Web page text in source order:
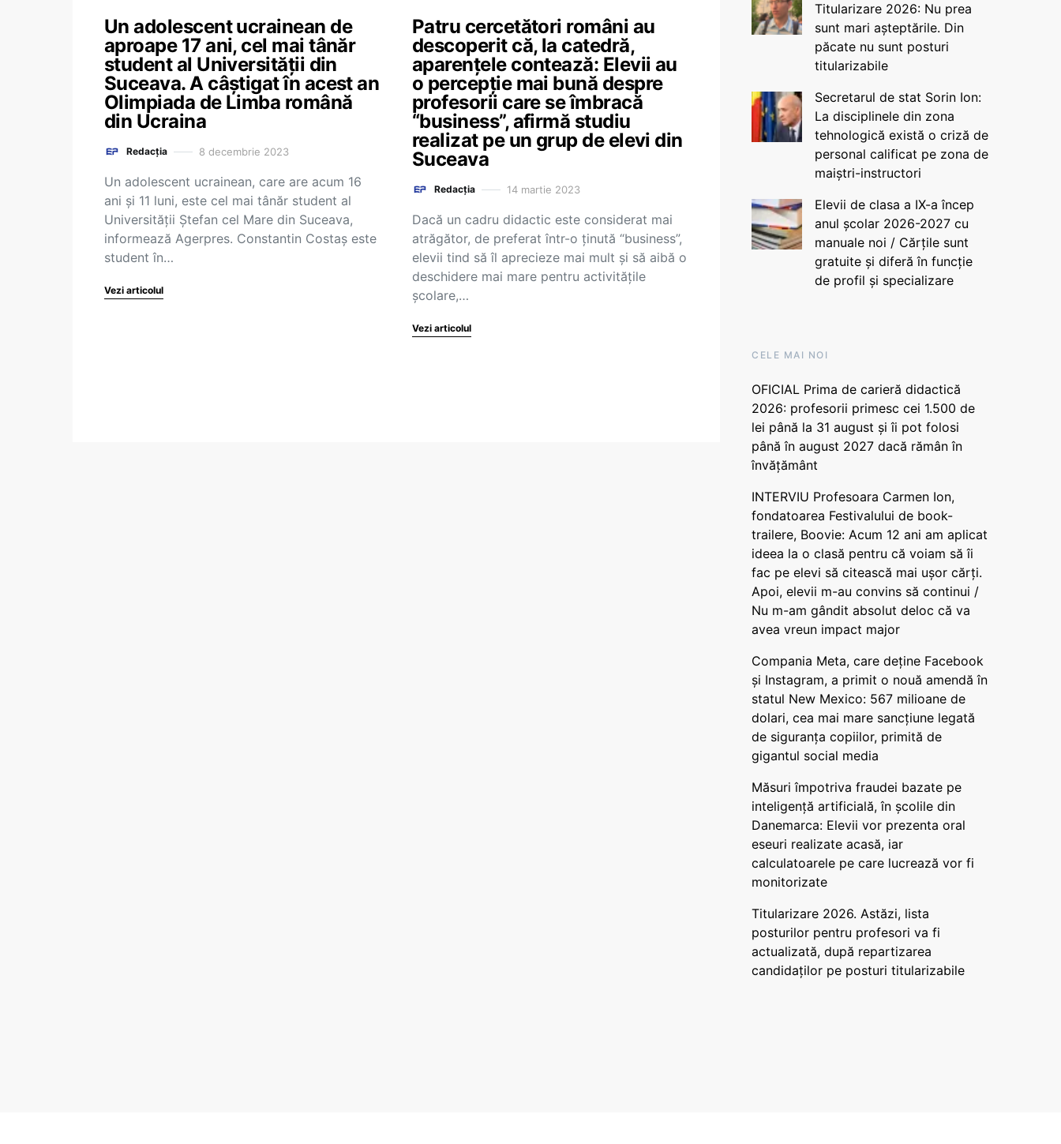
Un adolescent ucrainean de
aproape 17 ani, cel mai tânăr
student al Universității din
Suceava. A câștigat în acest an
Olimpiada de Limba română
din Ucraina
Redacția 8 decembrie 2023
Un adolescent ucrainean, care are acum 16
ani şi 11 luni, este cel mai tânăr student al
Universităţii Ştefan cel Mare din Suceava,
informează Agerpres. Constantin Costaş este
student în…
Vezi articolul
Patru cercetători români au
descoperit că, la catedră,
aparențele contează: Elevii au
o percepție mai bună despre
profesorii care se îmbracă
“business”, afirmă studiu
realizat pe un grup de elevi din
Suceava
Redacția 14 martie 2023
Dacă un cadru didactic este considerat mai
atrăgător, de preferat într-o ținută “business”,
elevii tind să îl aprecieze mai mult și să aibă o
deschidere mai mare pentru activitățile
școlare,…
Vezi articolul
Titularizare 2026: Nu prea
sunt mari așteptările. Din
păcate nu sunt posturi
titularizabile
Secretarul de stat Sorin Ion:
La disciplinele din zona
tehnologică există o criză de
personal calificat pe zona de
maiștri-instructori
Elevii de clasa a IX-a încep
anul școlar 2026-2027 cu
manuale noi / Cărțile sunt
gratuite și diferă în funcție
de profil și specializare
CELE MAI NOI
OFICIAL Prima de carieră didactică
2026: profesorii primesc cei 1.500 de
lei până la 31 august și îi pot folosi
până în august 2027 dacă rămân în
învățământ
INTERVIU Profesoara Carmen Ion,
fondatoarea Festivalului de book-
trailere, Boovie: Acum 12 ani am aplicat
ideea la o clasă pentru că voiam să îi
fac pe elevi să citească mai ușor cărți.
Apoi, elevii m-au convins să continui /
Nu m-am gândit absolut deloc că va
avea vreun impact major
Compania Meta, care deține Facebook
și Instagram, a primit o nouă amendă în
statul New Mexico: 567 milioane de
dolari, cea mai mare sancțiune legată
de siguranța copiilor, primită de
gigantul social media
Măsuri împotriva fraudei bazate pe
inteligență artificială, în școlile din
Danemarca: Elevii vor prezenta oral
eseuri realizate acasă, iar
calculatoarele pe care lucrează vor fi
monitorizate
Titularizare 2026. Astăzi, lista
posturilor pentru profesori va fi
actualizată, după repartizarea
candidaților pe posturi titularizabile